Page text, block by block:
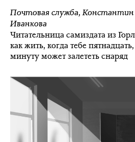
Почтовая служба,Константин
Иванкова
Читательница самиздата из
как жить, когда тебе
минуту может залететь снаряд